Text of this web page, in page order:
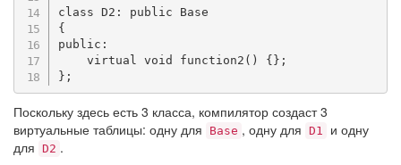
class D2 : public
Base
{
public :
virtual
void function2 ( ) {} ;
} ;
Поскольку здесь есть 3 класса, компилятор создаст 3
виртуальные таблицы: одну для
Base , одну для D1
и одну
для D2 .